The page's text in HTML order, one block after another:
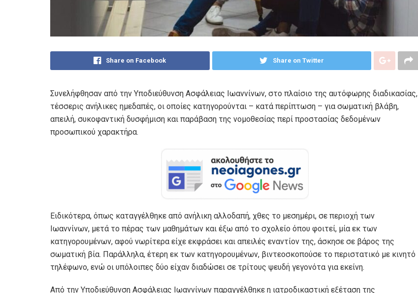
Share on Facebook Share on Twitter
Συνελήφθησαν από την Υποδιεύθυνση Ασφάλειας Ιωαννίνων, στο πλαίσιο της αυτόφωρης διαδικασίας,
τέσσερις ανήλικες ημεδαπές, οι οποίες κατηγορούνται – κατά περίπτωση – για σωματική βλάβη,
απειλή, συκοφαντική δυσφήμιση και παράβαση της νομοθεσίας περί προστασίας δεδομένων
προσωπικού χαρακτήρα.
Ειδικότερα, όπως καταγγέλθηκε από ανήλικη αλλοδαπή, χθες το μεσημέρι, σε περιοχή των
Ιωαννίνων, μετά το πέρας των μαθημάτων και έξω από το σχολείο όπου φοιτεί, μία εκ των
κατηγορουμένων, αφού νωρίτερα είχε εκφράσει και απειλές εναντίον της, άσκησε σε βάρος της
σωματική βία. Παράλληλα, έτερη εκ των κατηγορουμένων, βιντεοσκοπούσε το περιστατικό με κινητό
τηλέφωνο, ενώ οι υπόλοιπες δύο είχαν διαδώσει σε τρίτους ψευδή γεγονότα για εκείνη.
Από την Υποδιεύθυνση Ασφάλειας Ιωαννίνων παραγγέλθηκε η ιατροδικαστική εξέταση της